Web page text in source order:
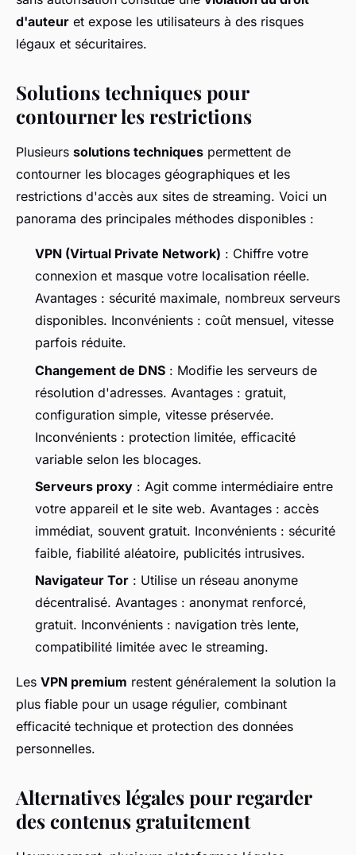
d'auteur et expose les utilisateurs à des risques
légaux et sécuritaires.
Solutions techniques pour
contourner les restrictions
Plusieurs solutions techniques permettent de
contourner les blocages géographiques et les
restrictions d'accès aux sites de streaming. Voici un
panorama des principales méthodes disponibles :
VPN (Virtual Private Network) : Chiffre votre
connexion et masque votre localisation réelle.
Avantages : sécurité maximale, nombreux serveurs
disponibles. Inconvénients : coût mensuel, vitesse
parfois réduite.
Changement de DNS : Modifie les serveurs de
résolution d'adresses. Avantages : gratuit,
configuration simple, vitesse préservée.
Inconvénients : protection limitée, efficacité
variable selon les blocages.
Serveurs proxy : Agit comme intermédiaire entre
votre appareil et le site web. Avantages : accès
immédiat, souvent gratuit. Inconvénients : sécurité
faible, fiabilité aléatoire, publicités intrusives.
Navigateur Tor : Utilise un réseau anonyme
décentralisé. Avantages : anonymat renforcé,
gratuit. Inconvénients : navigation très lente,
compatibilité limitée avec le streaming.
Les VPN premium restent généralement la solution la
plus fiable pour un usage régulier, combinant
efficacité technique et protection des données
personnelles.
Alternatives légales pour regarder
des contenus gratuitement